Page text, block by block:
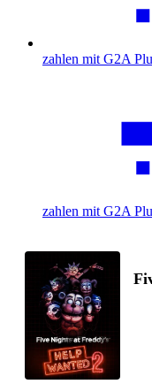
zahlen mit G2A
zahlen mit G2A